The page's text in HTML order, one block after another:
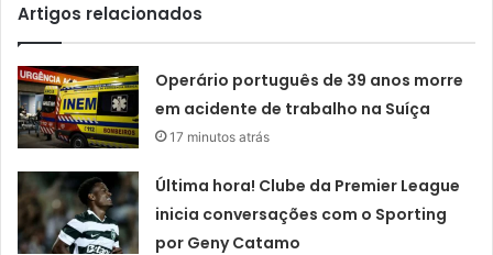
Artigos relacionados
Operário português de 39 anos morre
em acidente de trabalho na Suíça
17 minutos atrás
Última hora! Clube da Premier League
inicia conversações com o Sporting
por Geny Catamo